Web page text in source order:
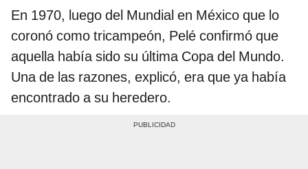
En 1970, luego del Mundial en México que lo
coronó como tricampeón, Pelé confirmó que
aquella había sido su última Copa del Mundo.
Una de las razones, explicó, era que ya había
encontrado a su heredero.